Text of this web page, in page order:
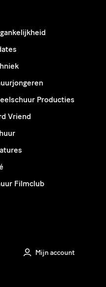
Producties
Vriend
Filmclub
Mijn account